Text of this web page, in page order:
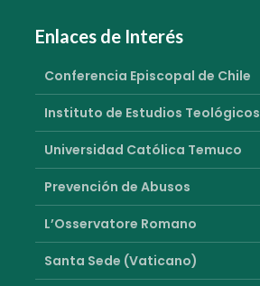
Enlaces de Interés
Conferencia Episcopal de Chile
Instituto de Estudios Teológicos
Universidad Católica Temuco
Prevención de Abusos
L’Osservatore Romano
Santa Sede (Vaticano)